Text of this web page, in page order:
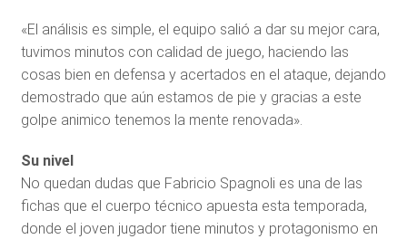
«El análisis es simple, el equipo salió a dar su mejor cara,
tuvimos minutos con calidad de juego, haciendo las
cosas bien en defensa y acertados en el ataque, dejando
demostrado que aún estamos de pie y gracias a este
golpe animico tenemos la mente renovada».
Su nivel
No quedan dudas que Fabricio Spagnoli es una de las
fichas que el cuerpo técnico apuesta esta temporada,
donde el joven jugador tiene minutos y protagonismo en